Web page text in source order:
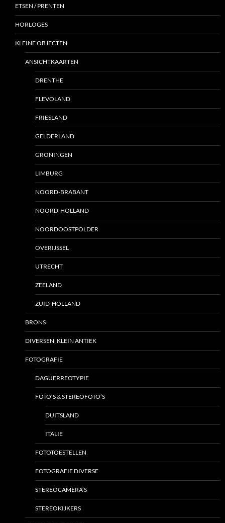
ETSEN / PRENTEN
HORLOGES
KLEINE OBJECTEN
ANSICHTKAARTEN
DRENTHE
FLEVOLAND
FRIESLAND
GELDERLAND
GRONINGEN
LIMBURG
NOORD-BRABANT
NOORD-HOLLAND
NOORDOOSTPOLDER
OVERIJSSEL
UTRECHT
ZEELAND
ZUID-HOLLAND
BRONS
DIVERSEN, KLEIN ANTIEK
FOTOGRAFIE
DAGUERREOTYPIE
FOTO’S & STEREOFOTO’S
DUITSLAND
ITALIE
FOTOTOESTELLEN
FOTOGRAFIE DIVERSE
STEREOCAMERA’S
STEREOKIJKERS